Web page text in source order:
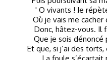
' O vivants ! Je
Où je vais me
Donc, hâtez-vous. Il
Que je sois dénoncé
Et que, si j’ai des